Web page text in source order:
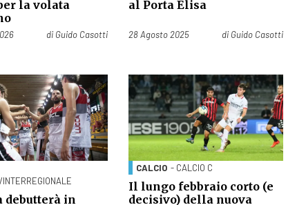
la volata
di Guido Casotti
al Porta Elisa
Pubblicato il
28 Agosto 2025 di Guido Casotti
debutterà in
CALCIO - CALCIO C
Il lungo febbraio corto (e
decisivo) della nuova